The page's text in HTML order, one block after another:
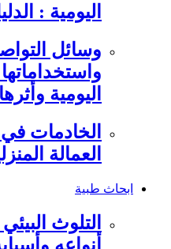
اليومية :
وسائل
اليومية
الخادمات في
العمالة
ابحاث طبية
التلوث
أنواعه